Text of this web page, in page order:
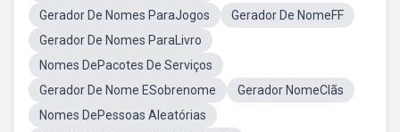
Gerador De Nomes ParaJogos
Gerador De NomeFF
Gerador De Nomes ParaLivro
Nomes DePacotes De Serviços
Gerador De Nome ESobrenome
Gerador NomeClãs
Nomes DePessoas Aleatórias